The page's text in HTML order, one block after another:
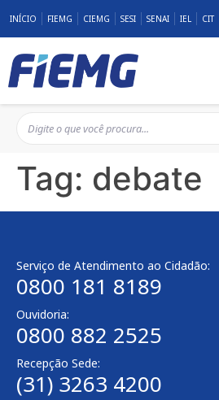
INÍCIO FIEMG CIEMG SESI SENAI IEL CIT
Tag: debate
Serviço de Atendimento ao Cidadão:
0800 181 8189
Ouvidoria:
0800 882 2525
Recepção Sede:
(31) 3263 4200